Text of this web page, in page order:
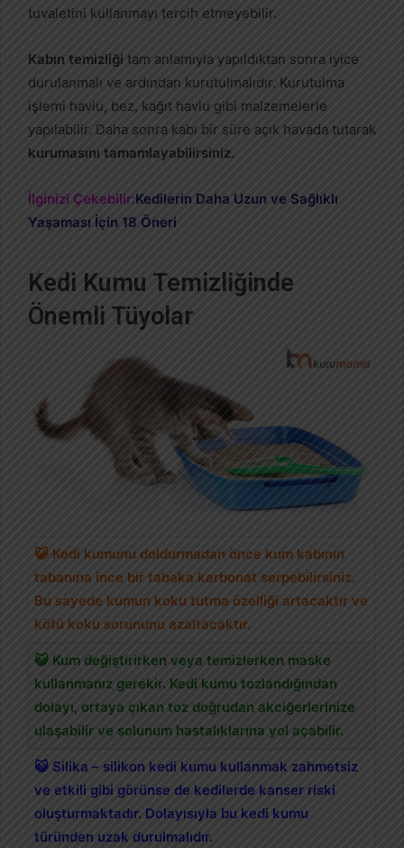
tuvaletini kullanmayı tercih etmeyebilir.
Kabın temizliği tam anlamıyla yapıldıktan sonra iyice
durulanmalı ve ardından kurutulmalıdır. Kurutulma
işlemi havlu, bez, kağıt havlu gibi malzemelerle
yapılabilir. Daha sonra kabı bir süre açık havada tutarak
kurumasını tamamlayabilirsiniz.
İlginizi Çekebilir:Kedilerin Daha Uzun ve Sağlıklı
Yaşaması İçin 18 Öneri
Kedi Kumu Temizliğinde
Önemli Tüyolar
😺 Kedi kumunu doldurmadan önce kum kabının
tabanına ince bir tabaka karbonat serpebilirsiniz.
Bu sayede kumun koku tutma özelliği artacaktır ve
kötü koku sorununu azaltacaktır.
😺 Kum değiştirirken veya temizlerken maske
kullanmanız gerekir. Kedi kumu tozlandığından
dolayı, ortaya çıkan toz doğrudan akciğerlerinize
ulaşabilir ve solunum hastalıklarına yol açabilir.
😺 Silika – silikon kedi kumu kullanmak zahmetsiz
ve etkili gibi görünse de kedilerde kanser riski
oluşturmaktadır. Dolayısıyla bu kedi kumu
türünden uzak durulmalıdır.